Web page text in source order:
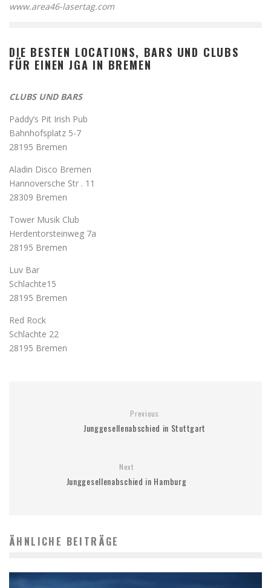
www.area46-lasertag.com
DIE BESTEN LOCATIONS, BARS UND CLUBS
FÜR EINEN JGA IN BREMEN
CLUBS UND BARS
Paddy’s Pit Irish Pub
Bahnhofsplatz 5-7
28195 Bremen
Aladin Disco Bremen
Hannoversche Str . 11
28309 Bremen
Tower Musik Club
Herdentorsteinweg 7a
28195 Bremen
Luv Bar
Schlachte15
28195 Bremen
Red Rock
Schlachte 22
28195 Bremen
Previous
Junggesellenabschied in Stuttgart
Next
Junggesellenabschied in Hamburg
ÄHNLICHE BEITRÄGE